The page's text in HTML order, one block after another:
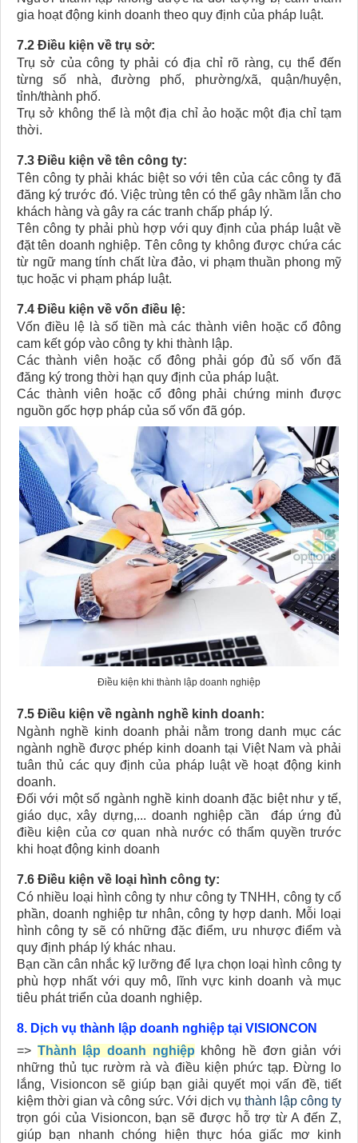
gia hoạt động kinh doanh theo quy định của pháp luật.
7.2 Điều kiện về trụ sở:
Trụ sở của công ty phải có địa chỉ rõ ràng, cụ thể đến
từng số nhà, đường phố, phường/xã, quận/huyện,
tỉnh/thành phố.
Trụ sở không thể là một địa chỉ ảo hoặc một địa chỉ tạm
thời.
7.3 Điều kiện về tên công ty:
Tên công ty phải khác biệt so với tên của các công ty đã
đăng ký trước đó. Việc trùng tên có thể gây nhầm lẫn cho
khách hàng và gây ra các tranh chấp pháp lý.
Tên công ty phải phù hợp với quy định của pháp luật về
đặt tên doanh nghiệp. Tên công ty không được chứa các
từ ngữ mang tính chất lừa đảo, vi phạm thuần phong mỹ
tục hoặc vi phạm pháp luật.
7.4 Điều kiện về vốn điều lệ:
Vốn điều lệ là số tiền mà các thành viên hoặc cổ đông
cam kết góp vào công ty khi thành lập.
Các thành viên hoặc cổ đông phải góp đủ số vốn đã
đăng ký trong thời hạn quy định của pháp luật.
Các thành viên hoặc cổ đông phải chứng minh được
nguồn gốc hợp pháp của số vốn đã góp.
Điều kiện khi thành lập doanh nghiệp
7.5 Điều kiện về ngành nghề kinh doanh:
Ngành nghề kinh doanh phải nằm trong danh mục các
ngành nghề được phép kinh doanh tại Việt Nam và phải
tuân thủ các quy định của pháp luật về hoạt động kinh
doanh.
Đối với một số ngành nghề kinh doanh đặc biệt như y tế,
giáo dục, xây dựng,... doanh nghiệp cần đáp ứng đủ
điều kiện của cơ quan nhà nước có thẩm quyền trước
khi hoạt động kinh doanh
7.6 Điều kiện về loại hình công ty:
Có nhiều loại hình công ty như công ty TNHH, công ty cổ
phần, doanh nghiệp tư nhân, công ty hợp danh. Mỗi loại
hình công ty sẽ có những đặc điểm, ưu nhược điểm và
quy định pháp lý khác nhau.
Bạn cần cân nhắc kỹ lưỡng để lựa chọn loại hình công ty
phù hợp nhất với quy mô, lĩnh vực kinh doanh và mục
tiêu phát triển của doanh nghiệp.
8. Dịch vụ thành lập doanh nghiệp tại VISIONCON
=> Thành lập doanh nghiệp không hề đơn giản với
những thủ tục rườm rà và điều kiện phức tạp. Đừng lo
lắng, Visioncon sẽ giúp bạn giải quyết mọi vấn đề, tiết
kiệm thời gian và công sức. Với dịch vụ thành lập công ty
trọn gói của Visioncon, bạn sẽ được hỗ trợ từ A đến Z,
giúp bạn nhanh chóng hiện thực hóa giấc mơ kinh